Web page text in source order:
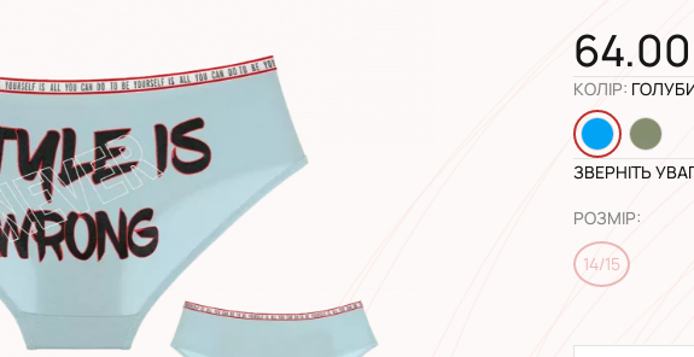
КОЛІР:
ЗВЕРНІТЬ
РОЗМІР:
14/15